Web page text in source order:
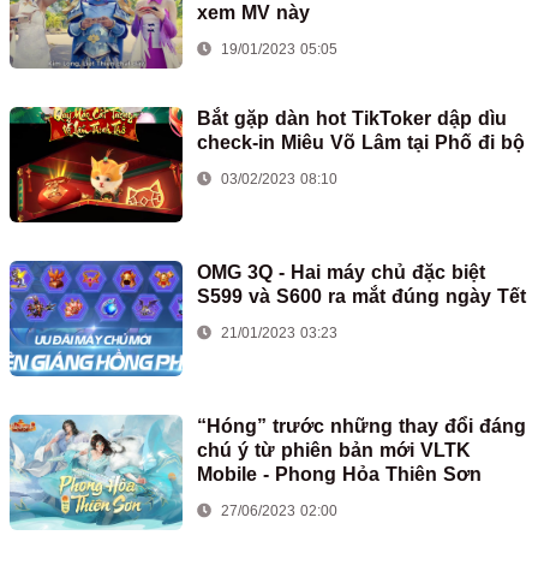
xem MV này
19/01/2023 05:05
Bắt gặp dàn hot TikToker dập dìu
check-in Miêu Võ Lâm tại Phố đi bộ
03/02/2023 08:10
OMG 3Q - Hai máy chủ đặc biệt
S599 và S600 ra mắt đúng ngày Tết
21/01/2023 03:23
“Hóng” trước những thay đổi đáng
chú ý từ phiên bản mới VLTK
Mobile - Phong Hỏa Thiên Sơn
27/06/2023 02:00